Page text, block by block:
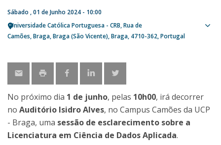
Sábado , 01 de Junho 2024 - 10:00
Universidade Católica Portuguesa - CRB Rua de
Camões Braga Braga (São Vicente), Braga 4710-362 Portugal
No próximo dia 1 de junho, pelas 10h00, irá decorrer
no Auditório Isidro Alves, no Campus Camões da UCP
- Braga, uma sessão de esclarecimento sobre a
Licenciatura em Ciência de Dados Aplicada.